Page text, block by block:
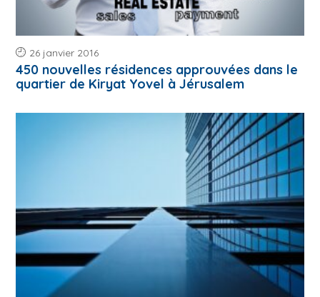
26 janvier 2016
450 nouvelles résidences approuvées dans le
quartier de Kiryat Yovel à Jérusalem